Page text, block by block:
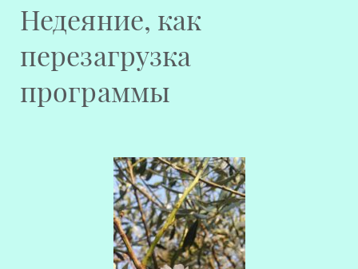
Недеяние, как
перезагрузка
программы